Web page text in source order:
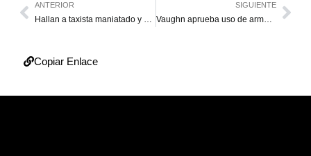
ANTERIOR
Hallan a taxista maniatado y asfixiado dentro de su casa
SIGUIENTE
Vaughn aprueba uso de armas en las escuelas
Copiar Enlace